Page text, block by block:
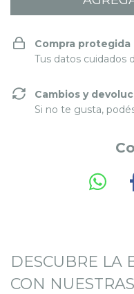
Compra protegida
Tus datos cuidados
Cambios y
Si no te gusta,
DESCUBRE LA
CON